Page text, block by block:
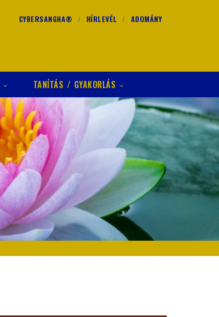
CYBERSANGHA® HÍRLEVÉL ADOMÁNY
TANÍTÁS / GYAKORLÁS